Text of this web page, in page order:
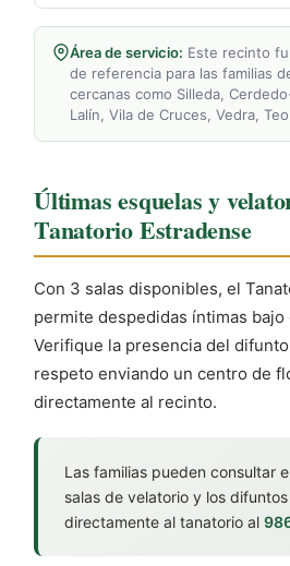
Área de servicio: Este recinto
de referencia para las familias
cercanas como Silleda,
Lalín, Vila de Cruces, Vedra,
Últimas esquelas y
Tanatorio Estradense
Con 3 salas disponibles, el
permite despedidas íntimas bajo
Verifique la presencia del
respeto enviando un centro de
directamente al recinto.
Las familias pueden consultar
salas de velatorio y los
directamente al tanatorio al